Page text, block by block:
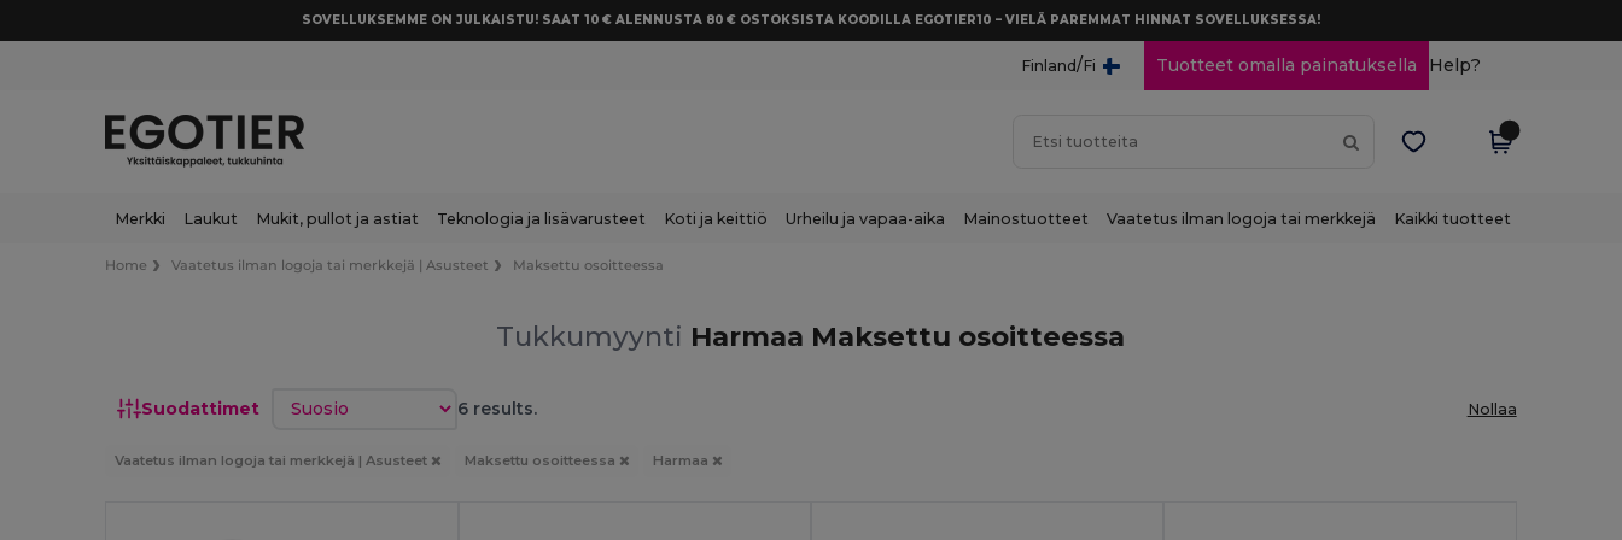
SOVELLUKSEMME ON JULKAISTU! SAAT 10 € ALENNUSTA 80 € OSTOKSISTA KOODILLA EGOTIER10 – VIELÄ PAREMMAT HINNAT SOVELLUKSESSA!
Finland/Fi Tuotteet omalla painatuksella Help?
Merkki Laukut Mukit, pullot ja astiat Teknologia ja lisävarusteet Koti ja keittiö Urheilu ja vapaa-aika Mainostuotteet Vaatetus ilman logoja tai merkkejä Kaikki tuotteet
Home Vaatetus ilman logoja tai merkkejä | Asusteet Maksettu osoitteessa
Tukkumyynti Harmaa Maksettu osoitteessa
Suodattimet Lajittele 6 results. Nollaa
Vaatetus ilman logoja tai merkkejä | Asusteet Maksettu osoitteessa Harmaa